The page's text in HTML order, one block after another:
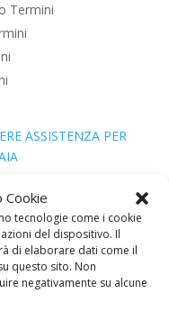
Cookie
tecnologie come i cookie
del dispositivo. Il
di elaborare dati come il
questo sito. Non
negativamente su alcune
Termini
ASSISTENZA PER